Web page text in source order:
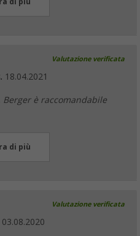
di più
Valutazione verificata
18.04.2021
è raccomandabile
di più
Valutazione verificata
03.08.2020